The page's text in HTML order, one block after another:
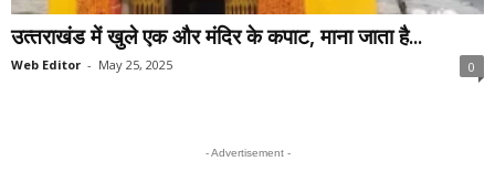
उत्‍तराखंड में खुले एक और मंदिर के कपाट, माना जाता है...
Web Editor - May 25, 2025 0
- Advertisement -